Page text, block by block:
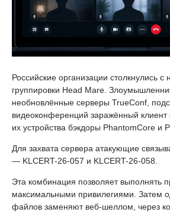
Российские организации столкнулись с
группировки Head Mare.
необновлённые серверы TrueConf,
видеоконференций заражённый клиент
их устройства бэкдоры PhantomCore и
Для захвата сервера атакующие
— KLCERT-26-057 и KLCERT-26-058.
Эта комбинация позволяет выполнять
максимальными привилегиями. Затем
файлов заменяют веб-шеллом, через